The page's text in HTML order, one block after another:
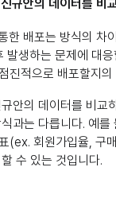
규안의 데이터를 비
한 배포는 방식의 차
발생하는 문제에 대
진적으로 배포할지
안의 데이터를 비교
과는 다릅니다. 예
(ex. 회원가입율, 구
수 있는 것입니다.